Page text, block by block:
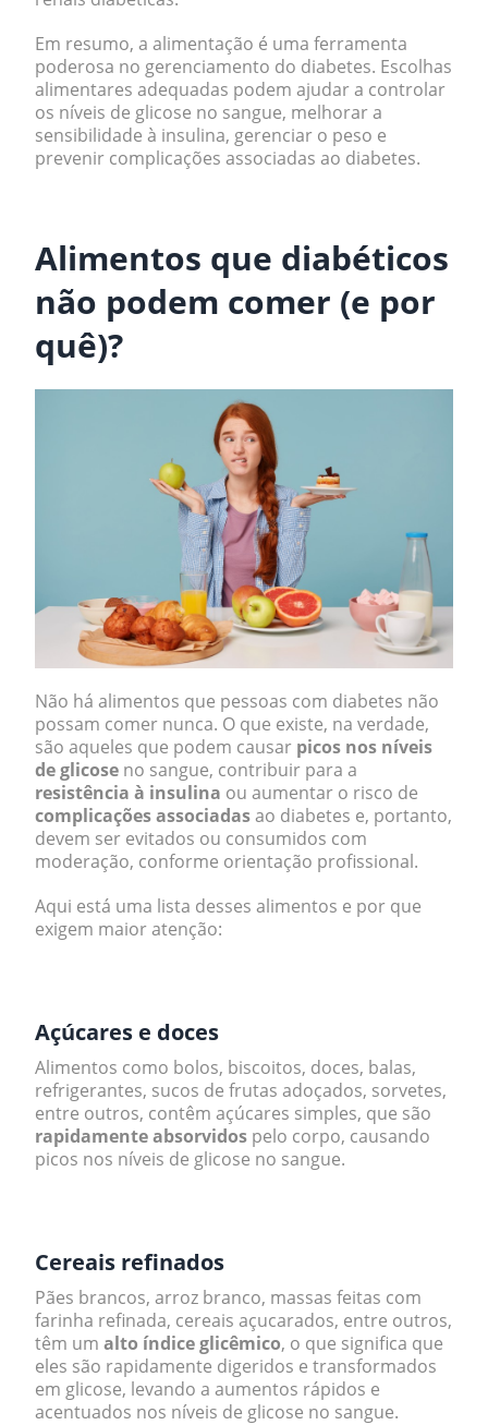
Em resumo, a alimentação é uma ferramenta
poderosa no gerenciamento do diabetes. Escolhas
alimentares adequadas podem ajudar a controlar
os níveis de glicose no sangue, melhorar a
sensibilidade à insulina, gerenciar o peso e
prevenir complicações associadas ao diabetes.
Alimentos que diabéticos
não podem comer (e por
quê)?
Não há alimentos que pessoas com diabetes não
possam comer nunca. O que existe, na verdade,
são aqueles que podem causar picos nos níveis
de glicose no sangue, contribuir para a
resistência à insulina ou aumentar o risco de
complicações associadasao diabetes e, portanto,
devem ser evitados ou consumidos com
moderação, conforme orientação profissional.
Aqui está uma lista desses alimentos e por que
exigem maior atenção:
Açúcares e doces
Alimentos como bolos, biscoitos, doces, balas,
refrigerantes, sucos de frutas adoçados, sorvetes,
entre outros, contêm açúcares simples, que são
rapidamente absorvidos pelo corpo, causando
picos nos níveis de glicose no sangue.
Cereais refinados
Pães brancos, arroz branco, massas feitas com
farinha refinada, cereais açucarados, entre outros,
têm um alto índice glicêmico, o que significa que
eles são rapidamente digeridos e transformados
em glicose, levando a aumentos rápidos e
acentuados nos níveis de glicose no sangue.